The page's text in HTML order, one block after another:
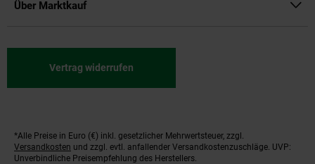
Über Marktkauf
Vertrag widerrufen
Fußnoten
*Alle Preise in Euro (€) inkl. gesetzlicher Mehrwertsteuer, zzgl.
Versandkosten und zzgl. evtl. anfallender Versandkostenzuschläge. UVP:
Unverbindliche Preisempfehlung des Herstellers.